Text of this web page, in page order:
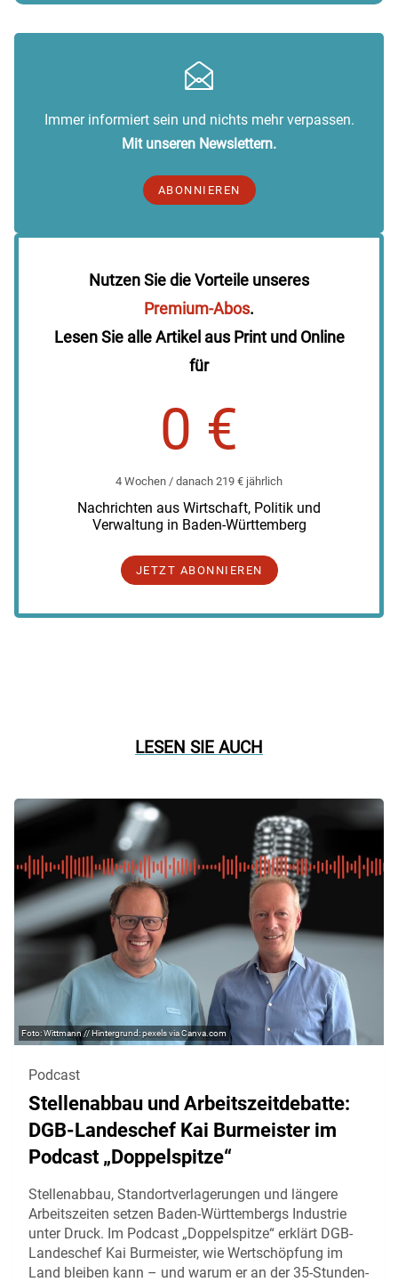
Immer informiert sein und nichts mehr verpassen.
Mit unseren Newslettern.
ABONNIEREN
Nutzen Sie die Vorteile unseres
Premium-Abos.
Lesen Sie alle Artikel aus Print und Online
für
0 €
4 Wochen / danach 219 € jährlich
Nachrichten aus Wirtschaft, Politik und
Verwaltung in Baden-Württemberg
JETZT ABONNIEREN
LESEN SIE AUCH
Wittmann // Hintergrund: pexels via Canva.com
Podcast
Stellenabbau und Arbeitszeitdebatte:
DGB-Landeschef Kai Burmeister im
Podcast „Doppelspitze“
Stellenabbau, Standortverlagerungen und längere
Arbeitszeiten setzen Baden-Württembergs Industrie
unter Druck. Im Podcast „Doppelspitze“ erklärt DGB-
Landeschef Kai Burmeister, wie Wertschöpfung im
Land bleiben kann – und warum er an der 35-Stunden-